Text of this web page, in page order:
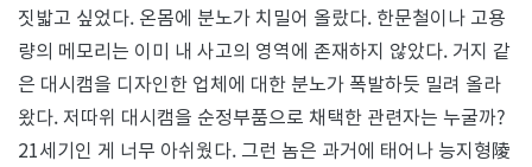
짓밟고 싶었다. 온몸에 분노가 치밀어 올랐다. 한문철이나 고용
량의 메모리는 이미 내 사고의 영역에 존재하지 않았다. 거지 같
은 대시캠을 디자인한 업체에 대한 분노가 폭발하듯 밀려 올라
왔다. 저따위 대시캠을 순정부품으로 채택한 관련자는 누굴까?
21세기인 게 너무 아쉬웠다. 그런 놈은 과거에 태어나 능지형陵